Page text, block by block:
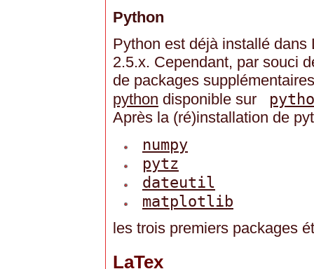
Python
Python est déjà installé
2.5.x. Cependant, par souci
de packages
python disponible sur
Après la (ré)installation de
numpy
pytz
dateutil
matplotlib
les trois premiers packages
LaTex